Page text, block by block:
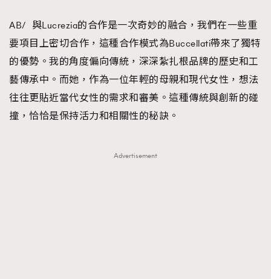
AB/ 與Lucrezia的合作是一次奇妙的融合，我們在一些重
要項目上密切合作，這種合作模式為Buccellati帶來了獨特
的優勢。我的角度偏向傳統，深深紮扎根品牌的歷史和工
藝傳承中。而她，作為一位年輕的母親和現代女性，想法
往往更貼近當代女性的需求和審美。這種傳統與創新的碰
撞，恰恰是保持活力和相關性的秘訣。
Advertisement